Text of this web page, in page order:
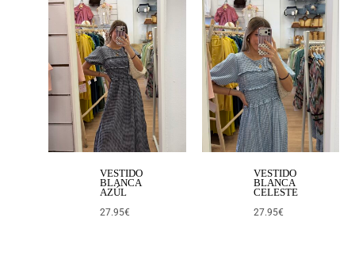
VESTIDO
BLANCA
AZÚL
27.95€
VESTIDO
BLANCA
CELESTE
27.95€